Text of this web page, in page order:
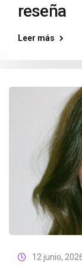
reseña
Leer más
12 junio,